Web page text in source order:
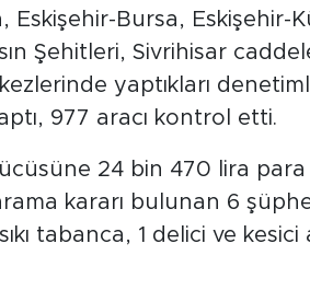
Eskişehir-Bursa, Eskişehir-
Şehitleri, Sivrihisar
yaptıkları
977 aracı kontrol etti.
24 bin 470 lira para
kararı bulunan 6
tabanca, 1 delici ve kesici